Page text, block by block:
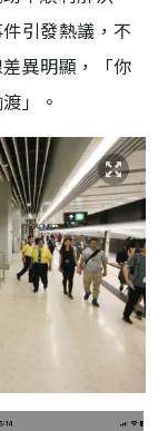
引發熱議，不
異明顯，「你
」。